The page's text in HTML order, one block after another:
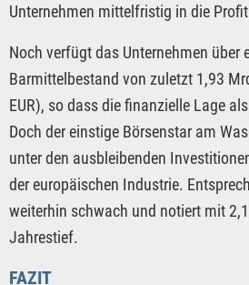
Unternehmen mittelfristig in die
Noch verfügt das Unternehmen über
Barmittelbestand von zuletzt 1,93
EUR), so dass die finanzielle Lage
Doch der einstige Börsenstar am
unter den ausbleibenden
der europäischen Industrie.
weiterhin schwach und notiert mit
Jahrestief.
FAZIT